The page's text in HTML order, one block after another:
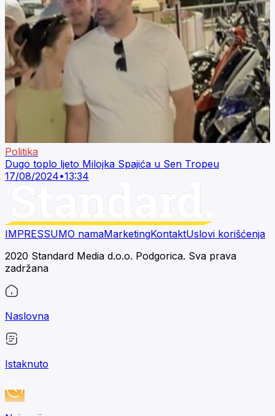
Politika
Dugo toplo ljeto Milojka Spajića u Sen Tropeu
17/08/2024•13:34
IMPRESSUMO namaMarketingKontaktUslovi korišćenja
2020 Standard Media d.o.o. Podgorica. Sva prava
zadržana
Naslovna
Istaknuto